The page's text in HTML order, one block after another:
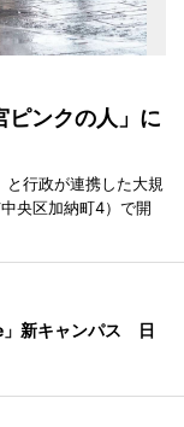
ンクの人」に
行政が連携した大規
央区加納町4）で開
」新キャンパス 日